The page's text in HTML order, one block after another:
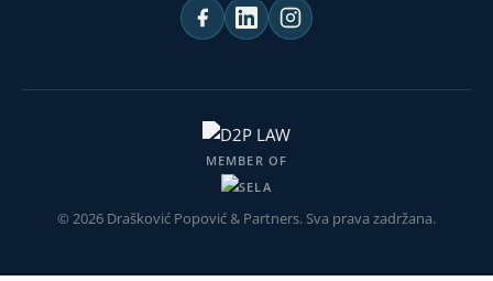
MEMBER OF
© 2026 Drašković Popović & Partners. Sva prava zadržana.